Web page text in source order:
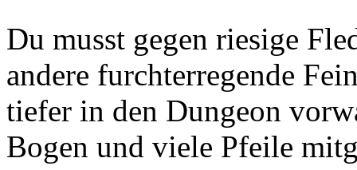
Du musst gegen riesige
andere furchterregende
tiefer in den Dungeon
Bogen und viele Pfeile